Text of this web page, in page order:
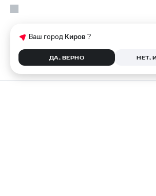
Ваш город Киров ?
ДА, ВЕРНО НЕТ,